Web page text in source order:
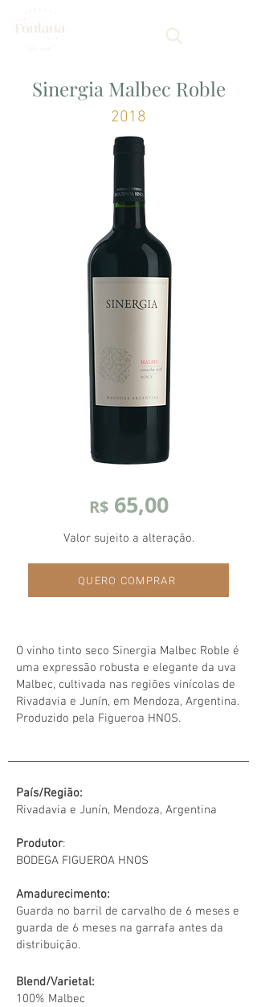
Sinergia Malbec Roble
2018
R$ 65,00
Valor sujeito a alteração.
QUERO COMPRAR
O vinho tinto seco Sinergia Malbec Roble é
uma expressão robusta e elegante da uva
Malbec, cultivada nas regiões vinícolas de
Rivadavia e Junín, em Mendoza, Argentina.
Produzido pela Figueroa HNOS.
País/Região:
Rivadavia e Junín, Mendoza, Argentina
Produtor:
BODEGA FIGUEROA HNOS
Amadurecimento:
Guarda no barril de carvalho de 6 meses e
guarda de 6 meses na garrafa antes da
distribuição.
Blend/Varietal:
100% Malbec